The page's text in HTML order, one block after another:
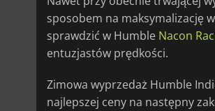
sposobem na maksymalizację
sprawdzić w Humble Nacon
entuzjastów prędkości.
Zimowa wyprzedaż Humble
najlepszej ceny na następny